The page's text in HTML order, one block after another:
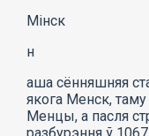
Мінск
н
аша сённяшняя
якога Менск,
Менцы, а пасля